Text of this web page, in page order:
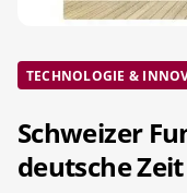
TECHNOLOGIE &
Schweizer
deutsche